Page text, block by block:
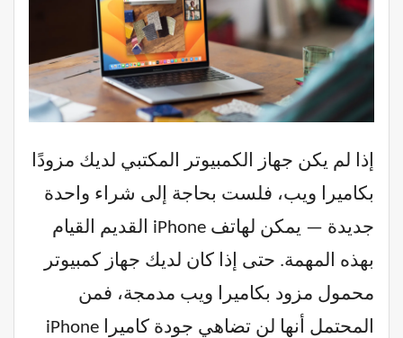
إذا لم يكن جهاز الكمبيوتر المكتبي لديك مزودًا
بكاميرا ويب، فلست بحاجة إلى شراء واحدة
جديدة — يمكن لهاتف iPhone القديم القيام
بهذه المهمة. حتى إذا كان لديك جهاز كمبيوتر
محمول مزود بكاميرا ويب مدمجة، فمن
المحتمل أنها لن تضاهي جودة كاميرا iPhone